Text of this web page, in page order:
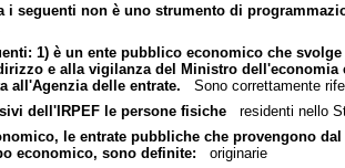
i seguenti non è uno strumento di
1) è un ente pubblico economico che
e alla vigilanza del Ministro
all'Agenzia delle entrate. Sono correttamente
dell'IRPEF le persone fisicheresidenti nello
le entrate pubbliche che provengono
economico, sono definite: originarie